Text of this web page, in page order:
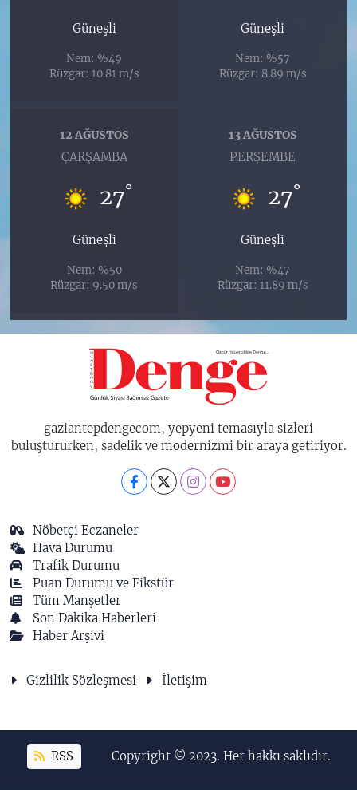
Güneşli
Nem: %49
Rüzgar: 10.81 m/s
Güneşli
Nem: %57
Rüzgar: 8.89 m/s
12 AĞUSTOS
ÇARŞAMBA
27°
Güneşli
Nem: %50
Rüzgar: 9.50 m/s
13 AĞUSTOS
PERŞEMBE
27°
Güneşli
Nem: %47
Rüzgar: 11.89 m/s
gaziantepdengecom, yepyeni temasıyla sizleri
buluştururken, sadelik ve modernizmi bir araya getiriyor.
Nöbetçi Eczaneler
Hava Durumu
Trafik Durumu
Puan Durumu ve Fikstür
Tüm Manşetler
Son Dakika Haberleri
Haber Arşivi
Gizlilik Sözleşmesi İletişim
RSS Copyright © 2023. Her hakkı saklıdır.